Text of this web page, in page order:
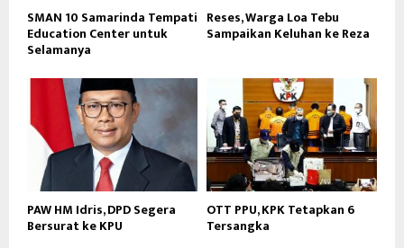
SMAN 10 Samarinda Tempati
Education Center untuk
Selamanya
Reses, Warga Loa Tebu
Sampaikan Keluhan ke Reza
PAW HM Idris, DPD Segera
Bersurat ke KPU
OTT PPU, KPK Tetapkan 6
Tersangka